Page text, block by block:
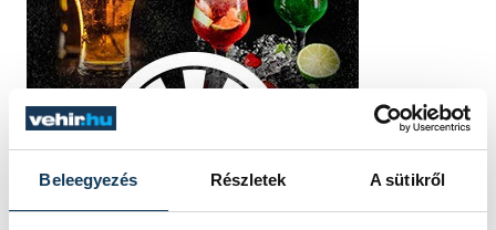
Beleegyezés Részletek A sütikről